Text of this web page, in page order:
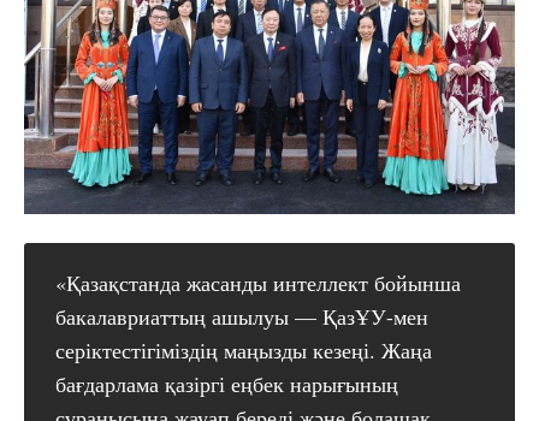
«Қазақстанда жасанды интеллект бойынша
бакалавриаттың ашылуы — ҚазҰУ-мен
серіктестігіміздің маңызды кезеңі. Жаңа
бағдарлама қазіргі еңбек нарығының